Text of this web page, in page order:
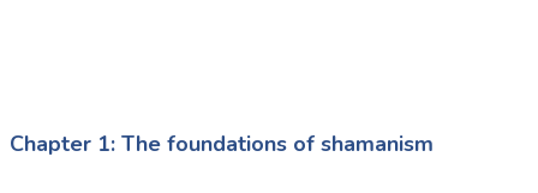
Chapter 1: The foundations of shamanism